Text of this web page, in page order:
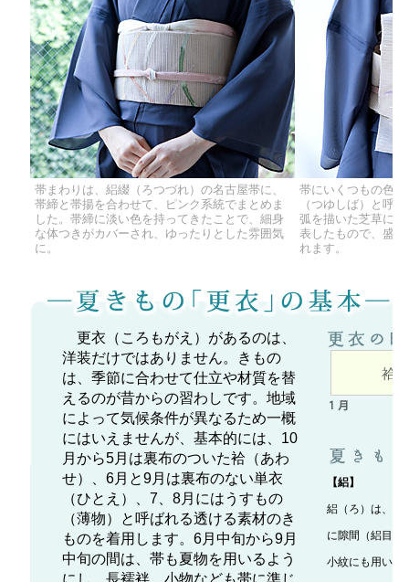
帯まわりは、絽綴（ろつづれ）の名古屋帯に、
帯締と帯揚を合わせて、ピンク系統でまとめま
した。帯締に淡い色を持ってきたことで、細身
な体つきがカバーされ、ゆったりとした雰囲気
に。
帯にいくつもの色
（つゆしば）と呼
弧を描いた芝草に
表したもので、盛
れます。
更衣（ころもがえ）があるのは、
洋装だけではありません。きもの
は、季節に合わせて仕立や材質を替
えるのが昔からの習わしです。地域
によって気候条件が異なるため一概
にはいえませんが、基本的には、10
月から5月は裏布のついた袷（あわ
せ）、6月と9月は裏布のない単衣
（ひとえ）、7、8月にはうすもの
（薄物）と呼ばれる透ける素材のき
ものを着用します。6月中旬から9月
中旬の間は、帯も夏物を用いるよう
にし、長襦袢、小物なども帯に準じ
【絽】
絽（ろ）は、捩
に隙間（絽目）
小紋にも用いら